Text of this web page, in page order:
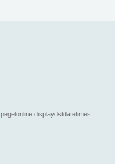
pegelonline.displaydstdatetimes